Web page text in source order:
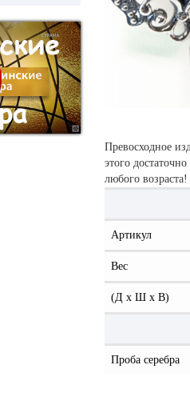
Превосходное
этого
любого
Артикул
Вес
(Д x Ш x В)
Проба серебра